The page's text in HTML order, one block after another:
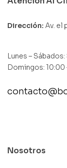
Dirección: Av. el
Lunes –
Domingos: 10:00
Nosotros